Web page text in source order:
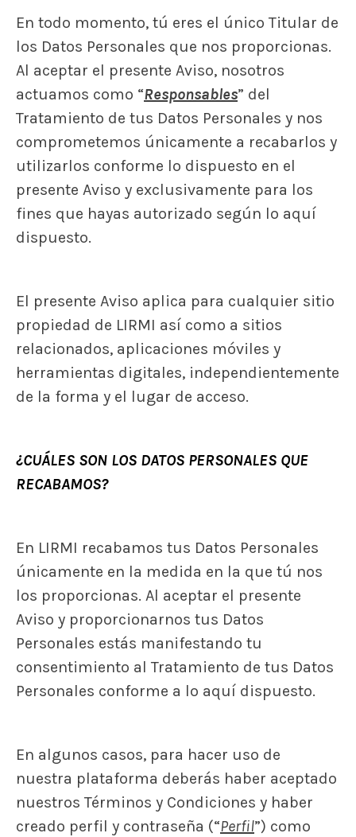
En todo momento, tú eres el único Titular de
los Datos Personales que nos proporcionas.
Al aceptar el presente Aviso, nosotros
actuamos como “Responsables” del
Tratamiento de tus Datos Personales y nos
comprometemos únicamente a recabarlos y
utilizarlos conforme lo dispuesto en el
presente Aviso y exclusivamente para los
fines que hayas autorizado según lo aquí
dispuesto.
El presente Aviso aplica para cualquier sitio
propiedad de LIRMI así como a sitios
relacionados, aplicaciones móviles y
herramientas digitales, independientemente
de la forma y el lugar de acceso.
¿CUÁLES SON LOS DATOS PERSONALES QUE
RECABAMOS?
En LIRMI recabamos tus Datos Personales
únicamente en la medida en la que tú nos
los proporcionas. Al aceptar el presente
Aviso y proporcionarnos tus Datos
Personales estás manifestando tu
consentimiento al Tratamiento de tus Datos
Personales conforme a lo aquí dispuesto.
En algunos casos, para hacer uso de
nuestra plataforma deberás haber aceptado
nuestros Términos y Condiciones y haber
creado perfil y contraseña (“Perfil”) como